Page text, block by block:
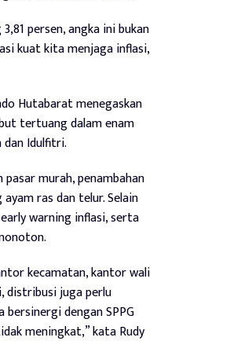
persen, angka ini bukan
kuat kita menjaga inflasi,
Hutabarat menegaskan
tertuang dalam enam
dan Idulfitri.
murah, penambahan
ras dan telur. Selain
warning inflasi, serta
kecamatan, kantor wali
distribusi juga perlu
dengan SPPG
meningkat,” kata Rudy